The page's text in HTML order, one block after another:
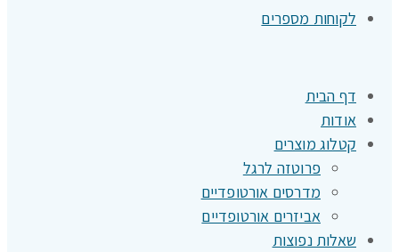
לקוחות מספרים
דף הבית
אודות
קטלוג מוצרים
פרוטזה לרגל
מדרסים אורטופדיים
אביזרים אורטופדיים
שאלות נפוצות